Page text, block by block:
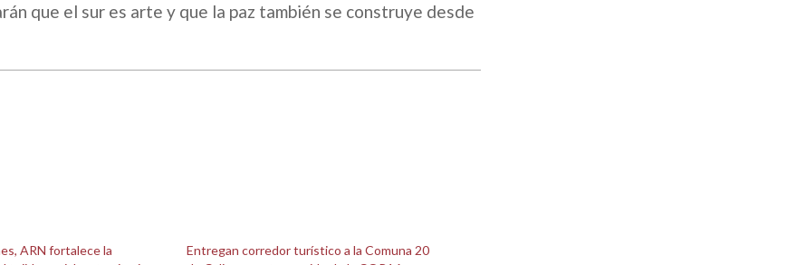
que el sur es arte y que la paz también se construye desde
ARN fortalece la
Entregan corredor turístico a la Comuna 20